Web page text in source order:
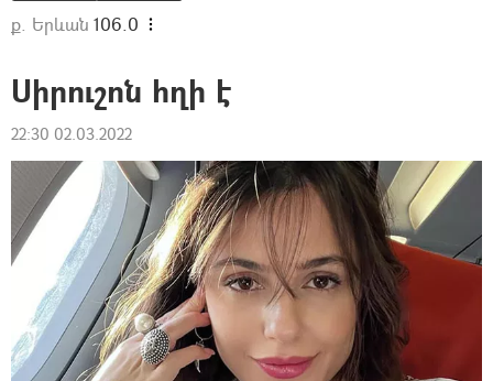
ք. Երևան 106.0
Սիրուշոն հղի է
22:30 02.03.2022